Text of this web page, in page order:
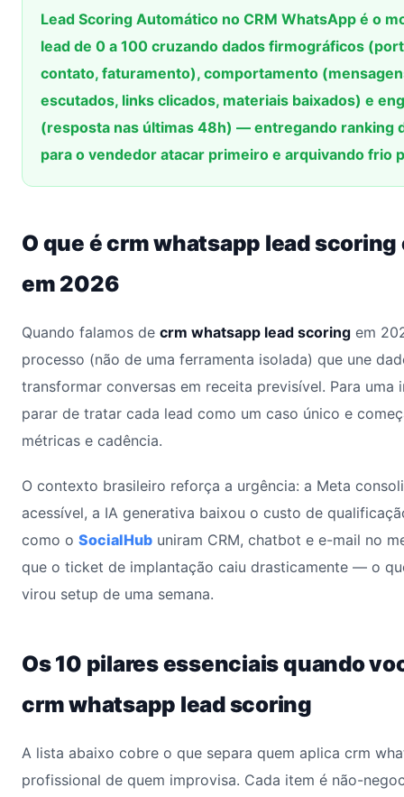
Lead Scoring Automático no CRM WhatsApp é o
lead de 0 a 100 cruzando dados firmográficos
contato, faturamento), comportamento
escutados, links clicados, materiais baixados) e
(resposta nas últimas 48h) — entregando ranking
para o vendedor atacar primeiro e arquivando frio
O que é crm whatsapp lead
em 2026
Quando falamos de crm whatsapp lead scoring em
processo (não de uma ferramenta isolada) que une
transformar conversas em receita previsível. Para uma
parar de tratar cada lead como um caso único e
métricas e cadência.
O contexto brasileiro reforça a urgência: a Meta
acessível, a IA generativa baixou o custo de
como o SocialHub uniram CRM, chatbot e e-mail no
que o ticket de implantação caiu drasticamente — o
virou setup de uma semana.
Os 10 pilares essenciais quando
crm whatsapp lead scoring
A lista abaixo cobre o que separa quem aplica crm
profissional de quem improvisa. Cada item é não-